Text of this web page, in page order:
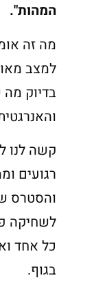
המהות".
מה זה
למצב
בדיוק מה
קשה לנו
רגועים
והסטרס
לשחיקה
כל אחד
בגוף.